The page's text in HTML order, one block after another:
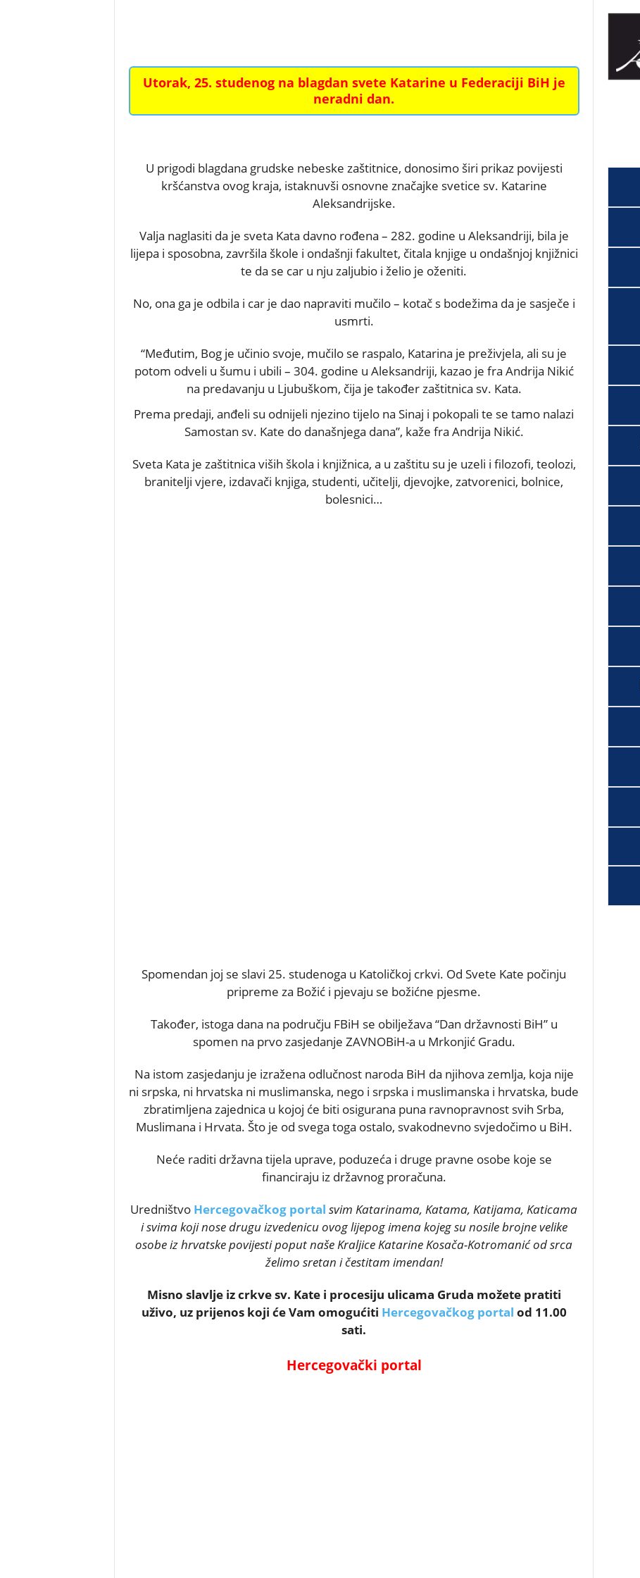
Utorak, 25. studenog na blagdan svete Katarine u Federaciji BiH je
neradni dan.
U prigodi blagdana grudske nebeske zaštitnice, donosimo širi prikaz povijesti
kršćanstva ovog kraja, istaknuvši osnovne značajke svetice sv. Katarine
Aleksandrijske.
Valja naglasiti da je sveta Kata davno rođena – 282. godine u Aleksandriji, bila je
lijepa i sposobna, završila škole i ondašnji fakultet, čitala knjige u ondašnjoj knjižnici
te da se car u nju zaljubio i želio je oženiti.
No, ona ga je odbila i car je dao napraviti mučilo – kotač s bodežima da je sasječe i
usmrti.
“Međutim, Bog je učinio svoje, mučilo se raspalo, Katarina je preživjela, ali su je
potom odveli u šumu i ubili – 304. godine u Aleksandriji, kazao je fra Andrija Nikić
na predavanju u Ljubuškom, čija je također zaštitnica sv. Kata.
Prema predaji, anđeli su odnijeli njezino tijelo na Sinaj i pokopali te se tamo nalazi
Samostan sv. Kate do današnjega dana”, kaže fra Andrija Nikić.
Sveta Kata je zaštitnica viših škola i knjižnica, a u zaštitu su je uzeli i filozofi, teolozi,
branitelji vjere, izdavači knjiga, studenti, učitelji, djevojke, zatvorenici, bolnice,
bolesnici…
Spomendan joj se slavi 25. studenoga u Katoličkoj crkvi. Od Svete Kate počinju
pripreme za Božić i pjevaju se božićne pjesme.
Također, istoga dana na području FBiH se obilježava “Dan državnosti BiH” u
spomen na prvo zasjedanje ZAVNOBiH-a u Mrkonjić Gradu.
Na istom zasjedanju je izražena odlučnost naroda BiH da njihova zemlja, koja nije
ni srpska, ni hrvatska ni muslimanska, nego i srpska i muslimanska i hrvatska, bude
zbratimljena zajednica u kojoj će biti osigurana puna ravnopravnost svih Srba,
Muslimana i Hrvata. Što je od svega toga ostalo, svakodnevno svjedočimo u BiH.
Neće raditi državna tijela uprave, poduzeća i druge pravne osobe koje se
financiraju iz državnog proračuna.
Uredništvo Hercegovačkog portal svim Katarinama, Katama, Katijama, Katicama
i svima koji nose drugu izvedenicu ovog lijepog imena kojeg su nosile brojne velike
osobe iz hrvatske povijesti poput naše Kraljice Katarine Kosača-Kotromanić od srca
želimo sretan i čestitam imendan!
Misno slavlje iz crkve sv. Kate i procesiju ulicama Gruda možete pratiti
uživo, uz prijenos koji će Vam omogućiti Hercegovačkog portal od 11.00
sati.
Hercegovački portal